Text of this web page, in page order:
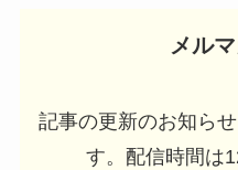
メル
記事の更新のお知ら
す。配信時間は